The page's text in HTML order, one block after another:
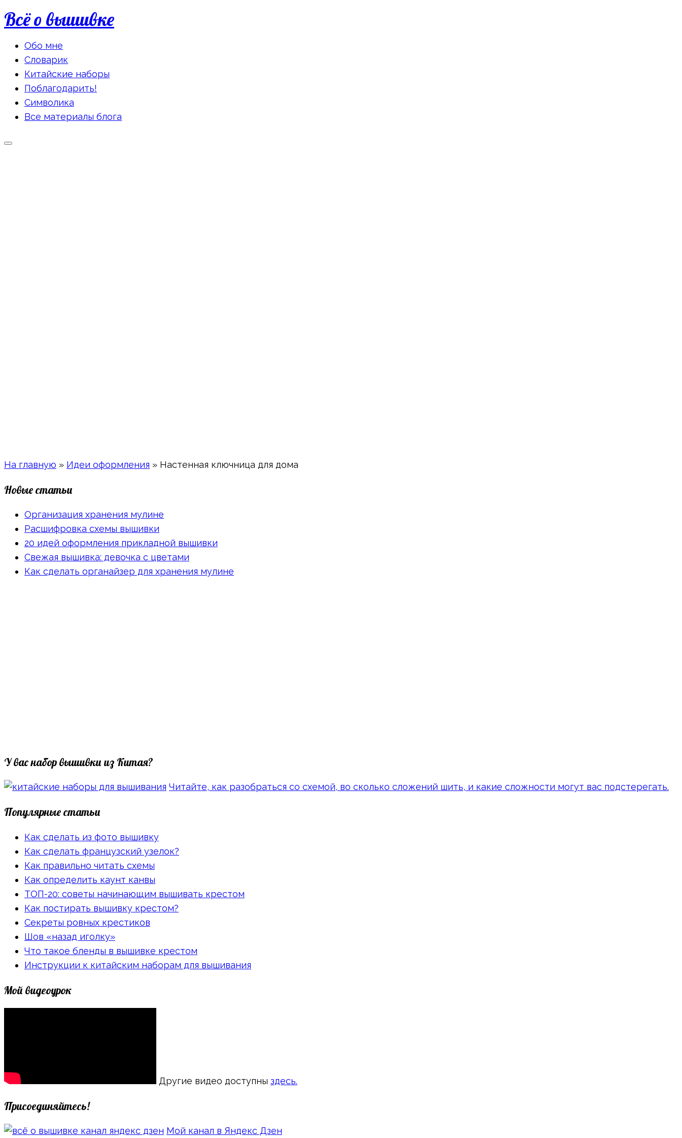
Всё о вышивке
Обо мне
Словарик
Китайские наборы
Поблагодарить!
Символика
Все материалы блога
На главную » Идеи оформления » Настенная ключница для дома
Новые статьи
Организация хранения мулине
Расшифровка схемы вышивки
20 идей оформления прикладной вышивки
Свежая вышивка: девочка с цветами
Как сделать органайзер для хранения мулине
У вас набор вышивки из Китая?
Читайте, как разобраться со схемой, во сколько сложений шить, и какие сложности могут вас подстерегать.
Популярные статьи
Как сделать из фото вышивку
Как сделать французский узелок?
Как правильно читать схемы
Как определить каунт канвы
ТОП-20: советы начинающим вышивать крестом
Как постирать вышивку крестом?
Секреты ровных крестиков
Шов «назад иголку»
Что такое бленды в вышивке крестом
Инструкции к китайским наборам для вышивания
Мой видеоурок
Другие видео доступны здесь.
Присоединяйтесь!
Мой канал в Яндекс Дзен